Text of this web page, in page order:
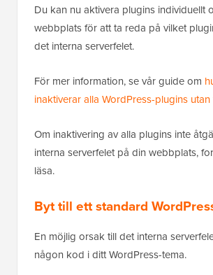
Du kan nu aktivera plugins individuellt
webbplats för att ta reda på vilket
det interna serverfelet.
För mer information, se vår guide om
inaktiverar alla WordPress-plugins
Om inaktivering av alla plugins inte
interna serverfelet på din webbplats,
läsa.
Byt till ett standard
En möjlig orsak till det interna
någon kod i ditt WordPress-tema.